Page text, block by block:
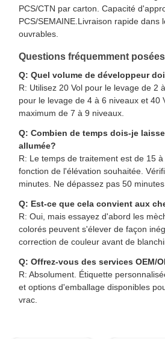
PCS/CTN par carton. Capacité
PCS/SEMAINE.Livraison rapide dans
ouvrables.
Questions fréquemment posées
Q: Quel volume de développeur
R: Utilisez 20 Vol pour le levage de 2
pour le levage de 4 à 6 niveaux et 40
maximum de 7 à 9 niveaux.
Q: Combien de temps dois-je
allumée?
R: Le temps de traitement est de 15
fonction de l'élévation souhaitée.
minutes. Ne dépassez pas 50 minutes
Q: Est-ce que cela convient aux
R: Oui, mais essayez d'abord les
colorés peuvent s'élever de façon
correction de couleur avant de
Q: Offrez-vous des services OEM/
R: Absolument. Étiquette
et options d'emballage disponibles
vrac.